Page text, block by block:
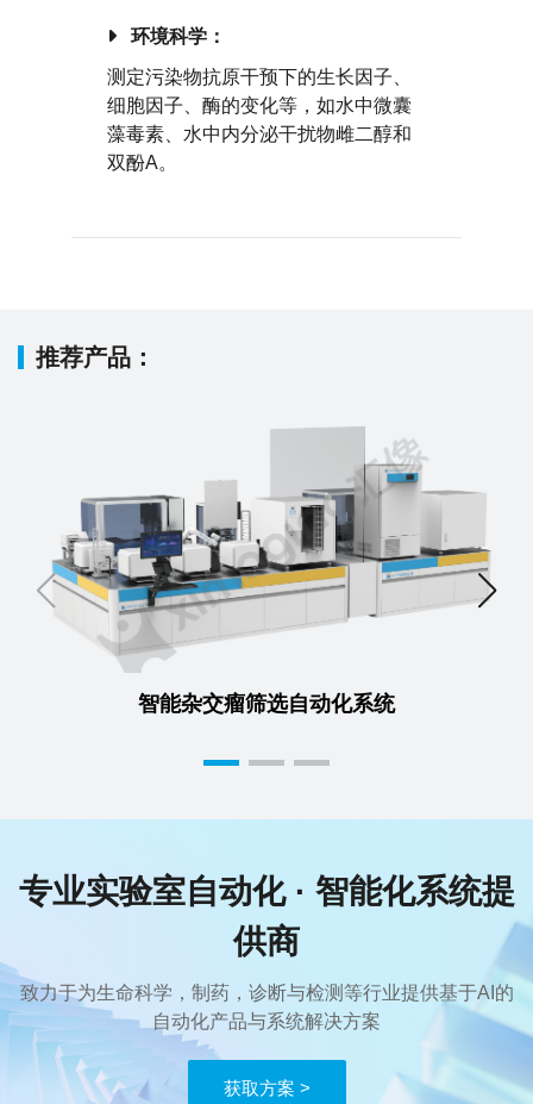
环境科学：
测定污染物抗原干预下的生长因子、
细胞因子、酶的变化等，如水中微囊
藻毒素、水中内分泌干扰物雌二醇和
双酚A。
推荐产品：
智能杂交瘤筛选自动化系统
专业实验室自动化 · 智能化系统提
供商
致力于为生命科学，制药，诊断与检测等行业提供基于AI的
自动化产品与系统解决方案
获取方案 >